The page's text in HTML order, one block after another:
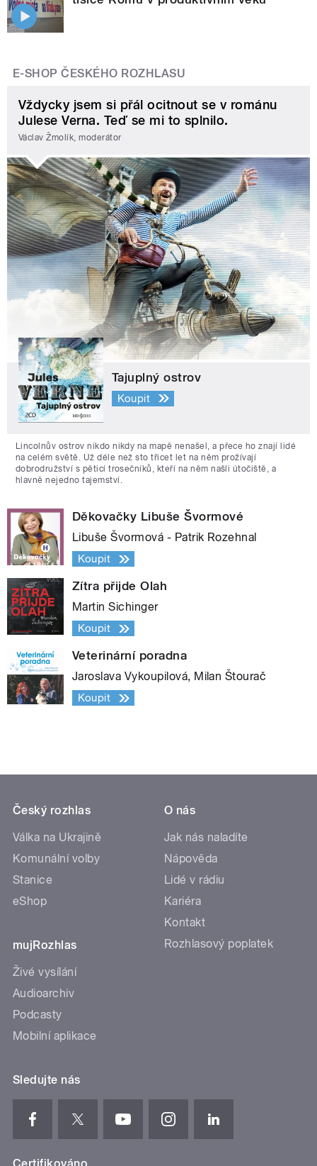
E-SHOP ČESKÉHO ROZHLASU
Vždycky jsem si přál ocitnout se v románu
Julese Verna. Teď se mi to splnilo.
Václav Žmolík, moderátor
Tajuplný ostrov
Koupit
Lincolnův ostrov nikdo nikdy na mapě nenašel, a přece ho znají lidé
na celém světě. Už déle než sto třicet let na něm prožívají
dobrodružství s pěticí trosečníků, kteří na něm našli útočiště, a
hlavně nejedno tajemství.
Děkovačky Libuše Švormové
Libuše Švormová - Patrik Rozehnal
Koupit
Zítra přijde Olah
Martin Sichinger
Koupit
Veterinární poradna
Jaroslava Vykoupilová, Milan Štourač
Koupit
Český rozhlas
Válka na Ukrajině
Komunální volby
Stanice
eShop
mujRozhlas
Živé vysílání
Audioarchiv
Podcasty
Mobilní aplikace
O nás
Jak nás naladíte
Nápověda
Lidé v rádiu
Kariéra
Kontakt
Rozhlasový poplatek
Sledujte nás
Certifikováno